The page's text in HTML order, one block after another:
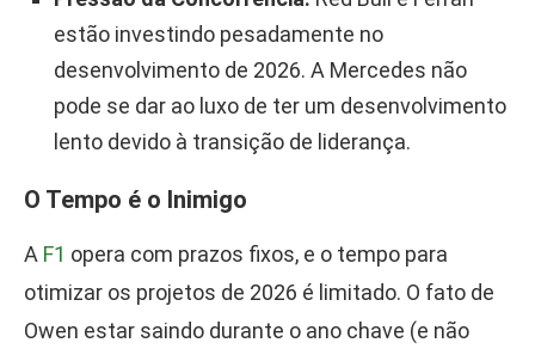
estão investindo pesadamente no
desenvolvimento de 2026. A Mercedes não
pode se dar ao luxo de ter um desenvolvimento
lento devido à transição de liderança.
O Tempo é o Inimigo
A F1 opera com prazos fixos, e o tempo para
otimizar os projetos de 2026 é limitado. O fato de
Owen estar saindo durante o ano chave (e não